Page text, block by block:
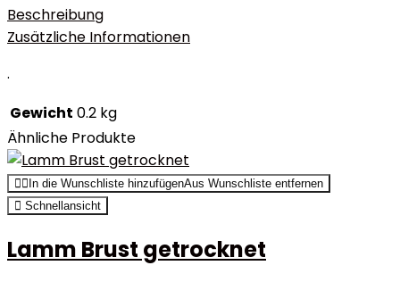
Beschreibung
Zusätzliche Informationen
.
Gewicht 0.2 kg
Ähnliche Produkte
In die Wunschliste hinzufügenAus Wunschliste entfernen
Schnellansicht
Lamm Brust getrocknet